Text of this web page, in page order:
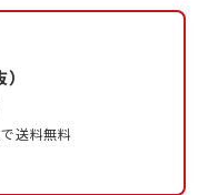
送料無料